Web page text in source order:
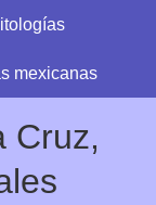
mexicanas
Cruz,